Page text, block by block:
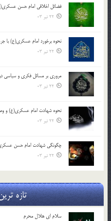
فضائل اخلاقی امام حسن
22 تیر 03
نحوه برخورد امام عسکری(ع) با
22 تیر 03
مروری بر مسائل فکری و سیاسی
22 تیر 03
نحوه شهادت امام عسکری(ع) و
22 تیر 03
چگونگی شهادت امام حسن
22 تیر 03
تازه
سلام ای هلال محرم